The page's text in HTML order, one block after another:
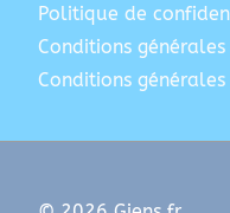
Politique de
Conditions
Conditions